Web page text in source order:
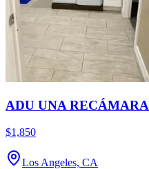
ADU UNA RECÁMARA
$1,850
Los Angeles, CA